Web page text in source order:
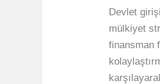
Devlet
mülkiyet
finansman